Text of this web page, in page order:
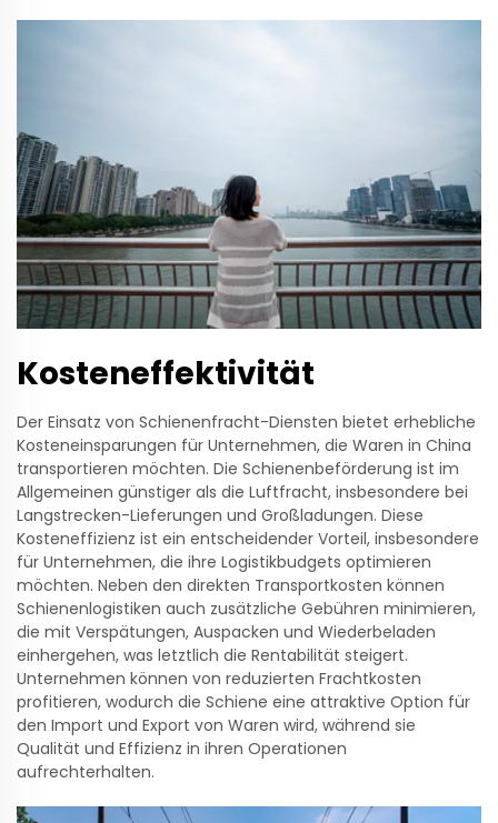
Kosteneffektivität
Der Einsatz von Schienenfracht-Diensten bietet erhebliche
Kosteneinsparungen für Unternehmen, die Waren in China
transportieren möchten. Die Schienenbeförderung ist im
Allgemeinen günstiger als die Luftfracht, insbesondere bei
Langstrecken-Lieferungen und Großladungen. Diese
Kosteneffizienz ist ein entscheidender Vorteil, insbesondere
für Unternehmen, die ihre Logistikbudgets optimieren
möchten. Neben den direkten Transportkosten können
Schienenlogistiken auch zusätzliche Gebühren minimieren,
die mit Verspätungen, Auspacken und Wiederbeladen
einhergehen, was letztlich die Rentabilität steigert.
Unternehmen können von reduzierten Frachtkosten
profitieren, wodurch die Schiene eine attraktive Option für
den Import und Export von Waren wird, während sie
Qualität und Effizienz in ihren Operationen
aufrechterhalten.